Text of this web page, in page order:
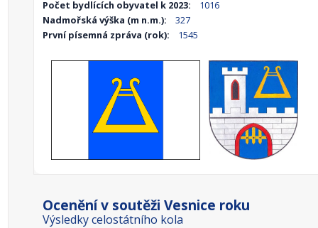
Počet bydlících obyvatel k 2023:
1016
Nadmořská výška (m n.m.):
327
První písemná zpráva (rok):
1545
Ocenění v soutěži Vesnice roku
Výsledky celostátního kola